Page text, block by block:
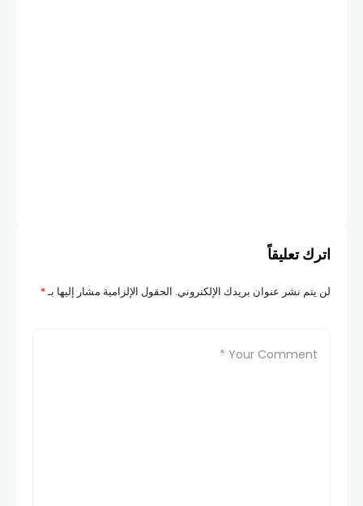
اترك تعليقاً
لن يتم نشر عنوان بريدك الإلكتروني. الحقول الإلزامية مشار إليها بـ*